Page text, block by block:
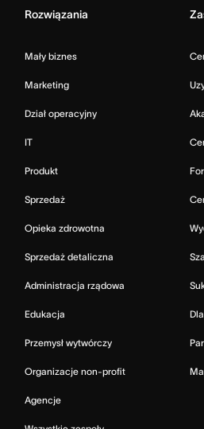
Rozwiązania
Mały biznes
Marketing
Dział operacyjny
IT
Produkt
Sprzedaż
Opieka zdrowotna
Sprzedaż detaliczna
Administracja rządowa
Edukacja
Przemysł wytwórczy
Organizacje non-profit
Agencje